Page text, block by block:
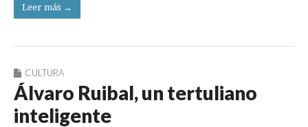
Leer más →
CULTURA
Álvaro Ruibal, un tertuliano
inteligente